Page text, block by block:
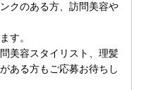
クのある方、訪問美容や
す。
美容スタイリスト、理髪
ある方もご応募お待ちし